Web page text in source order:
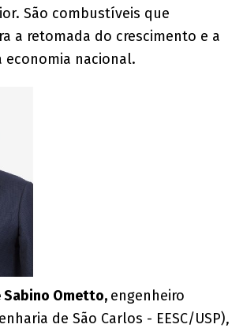
São combustíveis que
a retomada do crescimento e a
economia nacional.
Sabino Ometto, engenheiro
de São Carlos - EESC/USP),